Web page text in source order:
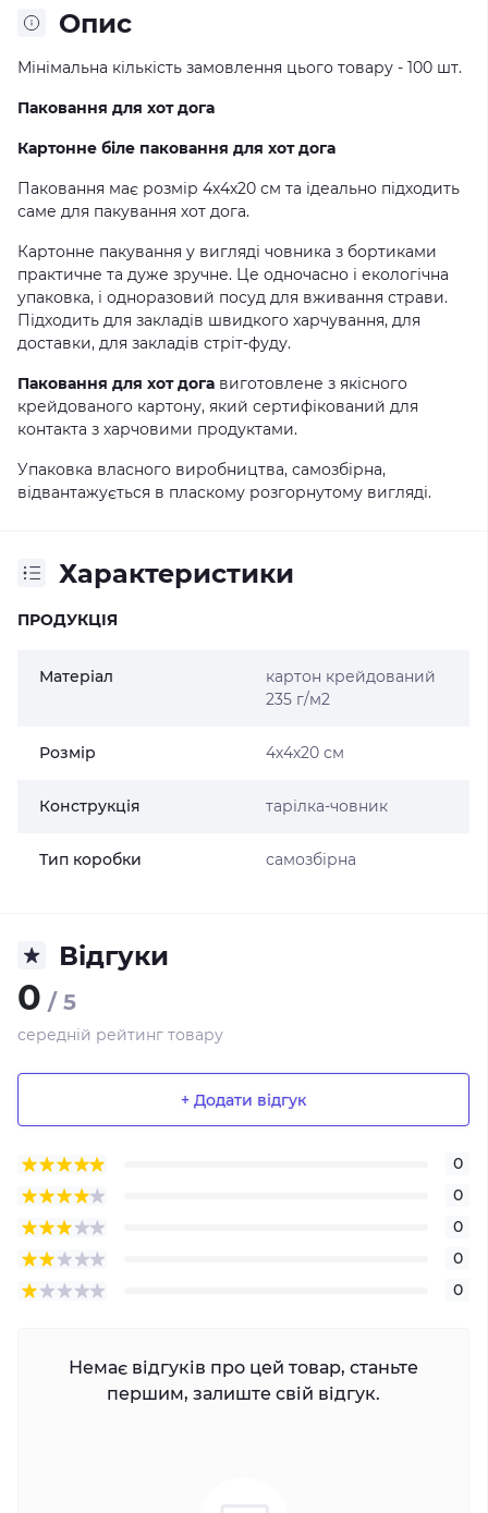
Опис
Мінімальна кількість замовлення цього товару - 100 шт.
Паковання для хот дога
Картонне біле паковання для хот дога
Паковання має розмір 4х4х20 см та ідеально підходить
саме для пакування хот дога.
Картонне пакування у вигляді човника з бортиками
практичне та дуже зручне. Це одночасно і екологічна
упаковка, і одноразовий посуд для вживання страви.
Підходить для закладів швидкого харчування, для
доставки, для закладів стріт-фуду.
Паковання для хот дога виготовлене з якісного
крейдованого картону, який сертифікований для
контакта з харчовими продуктами.
Упаковка власного виробництва, самозбірна,
відвантажується в пласкому розгорнутому вигляді.
Характеристики
ПРОДУКЦІЯ
Матеріал
картон крейдований
235 г/м2
Розмір 4х4х20 см
Конструкція тарілка-човник
Тип коробки самозбірна
Відгуки
0 / 5
середній рейтинг товару
+ Додати відгук
0
0
0
0
0
Немає відгуків про цей товар, станьте
першим, залиште свій відгук.